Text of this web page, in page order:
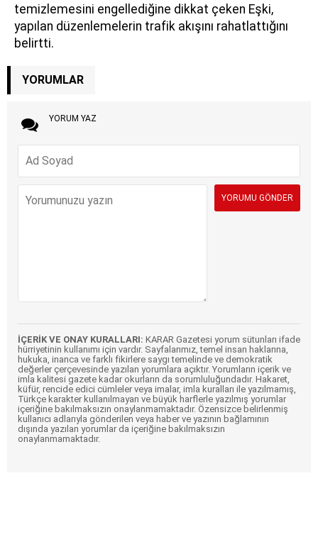
temizlemesini engellediğine dikkat çeken Eşki,
yapılan düzenlemelerin trafik akışını rahatlattığını
belirtti.
YORUMLAR
YORUM YAZ
İÇERİK VE ONAY KURALLARI: KARAR Gazetesi yorum sütunları ifade
hürriyetinin kullanımı için vardır. Sayfalarımız, temel insan haklarına,
hukuka, inanca ve farklı fikirlere saygı temelinde ve demokratik
değerler çerçevesinde yazılan yorumlara açıktır. Yorumların içerik ve
imla kalitesi gazete kadar okurların da sorumluluğundadır. Hakaret,
küfür, rencide edici cümleler veya imalar, imla kuralları ile yazılmamış,
Türkçe karakter kullanılmayan ve büyük harflerle yazılmış yorumlar
içeriğine bakılmaksızın onaylanmamaktadır. Özensizce belirlenmiş
kullanıcı adlarıyla gönderilen veya haber ve yazının bağlamının
dışında yazılan yorumlar da içeriğine bakılmaksızın
onaylanmamaktadır.